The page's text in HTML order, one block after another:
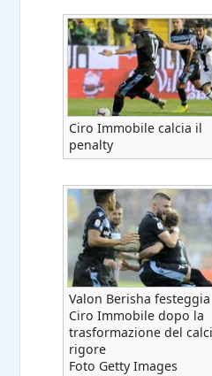
Ciro Immobile calcia il
penalty
Valon Berisha festeggia
Ciro Immobile dopo la
trasformazione del
rigore
Foto Getty Images